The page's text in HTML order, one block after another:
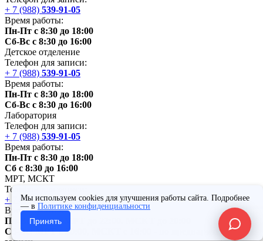
+ 7 (988) 539-91-05
Время работы:
Пн-Пт с 8:30 до 18:00
Сб-Вс с 8:30 до 16:00
Детское отделение
Телефон для записи:
+ 7 (988) 539-91-05
Время работы:
Пн-Пт с 8:30 до 18:00
Сб-Вс с 8:30 до 16:00
Лаборатория
Телефон для записи:
+ 7 (988) 539-91-05
Время работы:
Пн-Пт с 8:30 до 18:00
Сб с 8:30 до 16:00
МРТ, МСКТ
Телефон для записи:
+ 7 (988)539-91-05
Время работы:
Пн-Вс: с 8:30. МРТ до 22:00.
Сб-Вс: МРТ с 20:00,
с 16:00 - по предварительной
Мы используем cookies для улучшения работы сайта. Подробнее
— в Политике конфиденциальности
Принять